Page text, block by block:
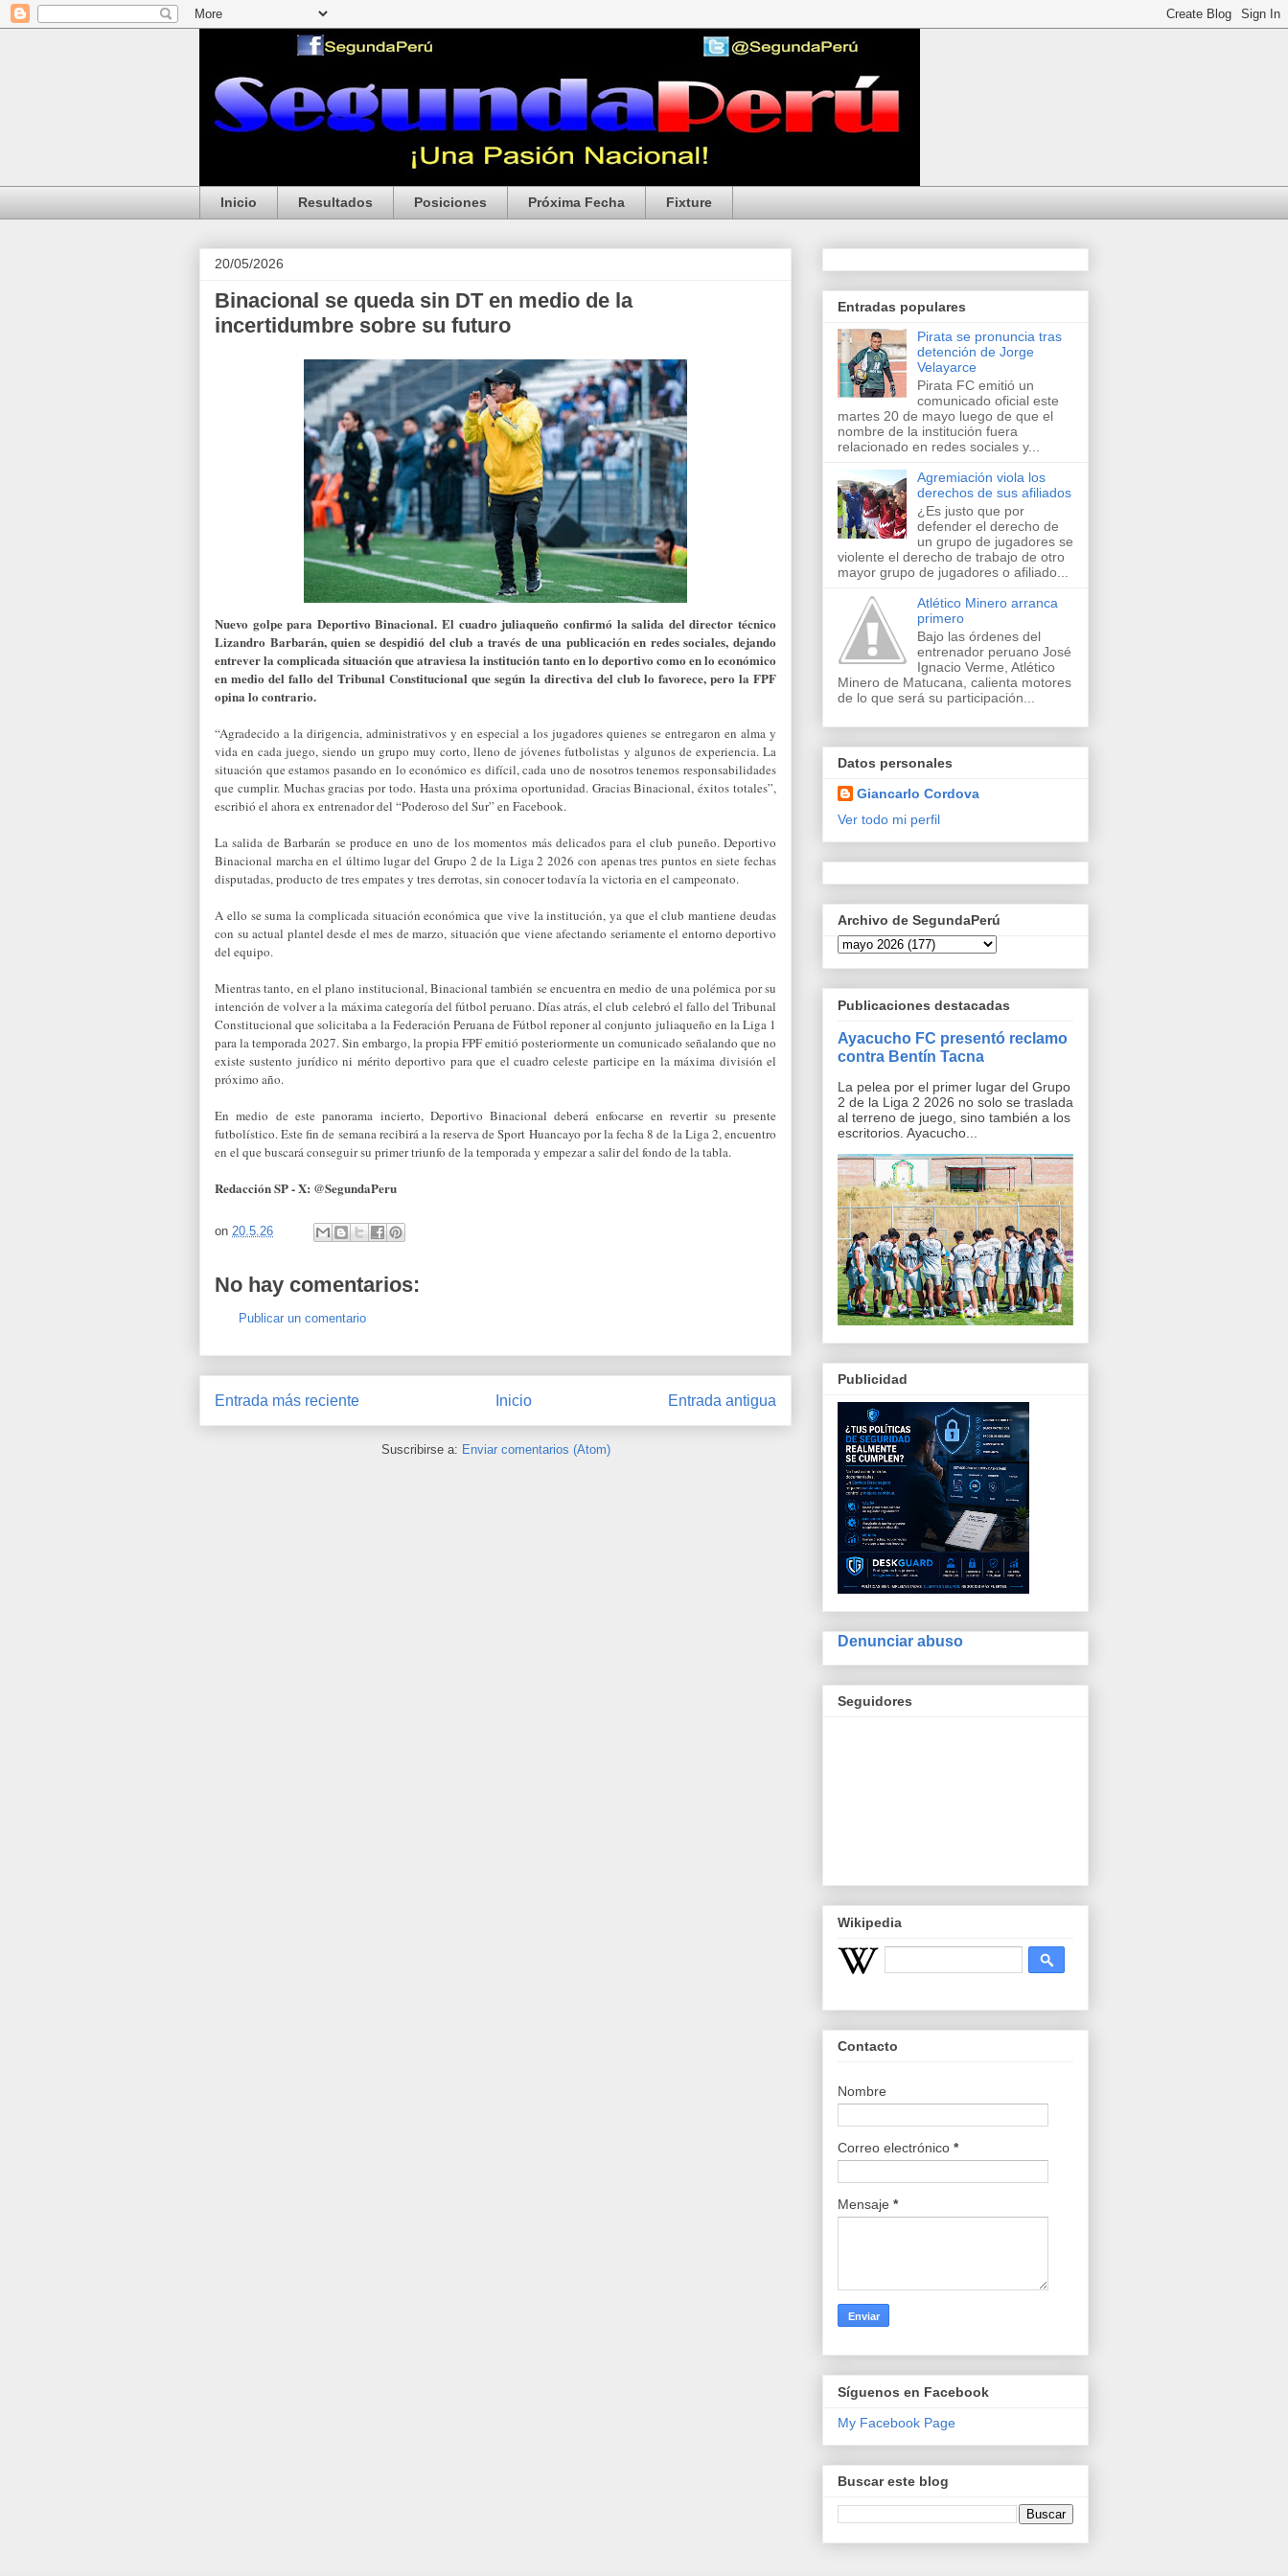
Inicio Resultados Posiciones Próxima Fecha Fixture
20/05/2026
Binacional se queda sin DT en medio de la
incertidumbre sobre su futuro
Nuevo golpe para Deportivo Binacional. El cuadro juliaqueño confirmó la salida del director técnico
Lizandro Barbarán, quien se despidió del club a través de una publicación en redes sociales, dejando
entrever la complicada situación que atraviesa la institución tanto en lo deportivo como en lo económico
en medio del fallo del Tribunal Constitucional que según la directiva del club lo favorece, pero la FPF
opina lo contrario.
“Agradecido a la dirigencia, administrativos y en especial a los jugadores quienes se entregaron en alma y
vida en cada juego, siendo un grupo muy corto, lleno de jóvenes futbolistas y algunos de experiencia. La
situación que estamos pasando en lo económico es difícil, cada uno de nosotros tenemos responsabilidades
que cumplir. Muchas gracias por todo. Hasta una próxima oportunidad. Gracias Binacional, éxitos totales”,
escribió el ahora ex entrenador del “Poderoso del Sur” en Facebook.
La salida de Barbarán se produce en uno de los momentos más delicados para el club puneño. Deportivo
Binacional marcha en el último lugar del Grupo 2 de la Liga 2 2026 con apenas tres puntos en siete fechas
disputadas, producto de tres empates y tres derrotas, sin conocer todavía la victoria en el campeonato.
A ello se suma la complicada situación económica que vive la institución, ya que el club mantiene deudas
con su actual plantel desde el mes de marzo, situación que viene afectando seriamente el entorno deportivo
del equipo.
Mientras tanto, en el plano institucional, Binacional también se encuentra en medio de una polémica por su
intención de volver a la máxima categoría del fútbol peruano. Días atrás, el club celebró el fallo del Tribunal
Constitucional que solicitaba a la Federación Peruana de Fútbol reponer al conjunto juliaqueño en la Liga 1
para la temporada 2027. Sin embargo, la propia FPF emitió posteriormente un comunicado señalando que no
existe sustento jurídico ni mérito deportivo para que el cuadro celeste participe en la máxima división el
próximo año.
En medio de este panorama incierto, Deportivo Binacional deberá enfocarse en revertir su presente
futbolístico. Este fin de semana recibirá a la reserva de Sport Huancayo por la fecha 8 de la Liga 2, encuentro
en el que buscará conseguir su primer triunfo de la temporada y empezar a salir del fondo de la tabla.
Redacción SP - X: @SegundaPeru
on 20.5.26
No hay comentarios:
Publicar un comentario
Entrada más reciente Entrada antigua
Inicio
Suscribirse a: Enviar comentarios (Atom)
Entradas populares
Pirata se pronuncia tras
detención de Jorge
Velayarce
Pirata FC emitió un
comunicado oficial este
martes 20 de mayo luego de que el
nombre de la institución fuera
relacionado en redes sociales y...
Agremiación viola los
derechos de sus afiliados
¿Es justo que por
defender el derecho de
un grupo de jugadores se
violente el derecho de trabajo de otro
mayor grupo de jugadores o afiliado...
Atlético Minero arranca
primero
Bajo las órdenes del
entrenador peruano José
Ignacio Verme, Atlético
Minero de Matucana, calienta motores
de lo que será su participación...
Datos personales
Giancarlo Cordova
Ver todo mi perfil
Archivo de SegundaPerú
Publicaciones destacadas
Ayacucho FC presentó reclamo
contra Bentín Tacna
La pelea por el primer lugar del Grupo
2 de la Liga 2 2026 no solo se traslada
al terreno de juego, sino también a los
escritorios. Ayacucho...
Publicidad
Denunciar abuso
Seguidores
Wikipedia
Contacto
Nombre
Correo electrónico *
Mensaje *
Síguenos en Facebook
My Facebook Page
Buscar este blog